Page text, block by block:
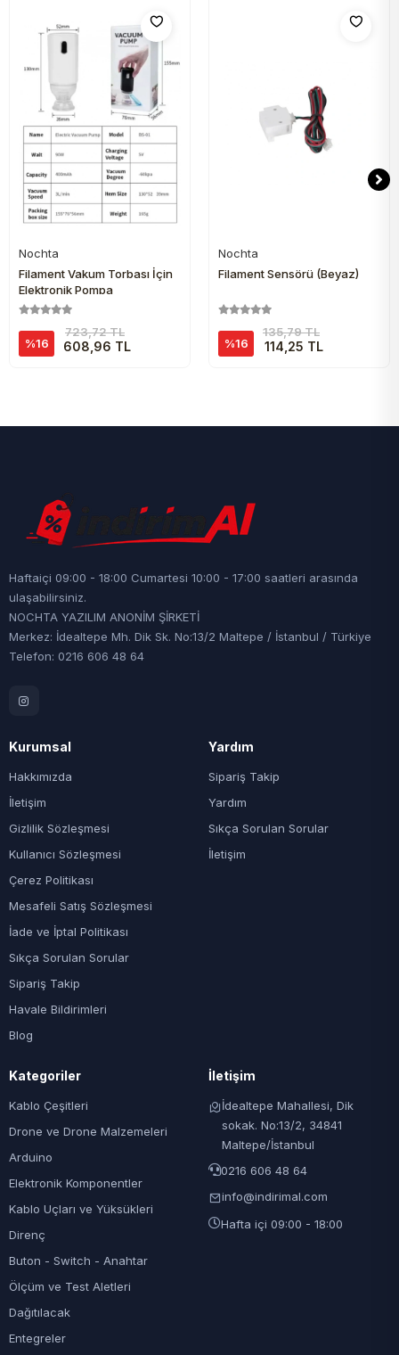
Nochta
Filament Vakum Torbası İçin
Elektronik Pompa
%16
723,72 TL
608,96 TL
Sepete Ekle
Nochta
Filament Sensörü (Beyaz)
%16
135,79 TL
114,25 TL
Haftaiçi 09:00 - 18:00 Cumartesi 10:00 - 17:00 saatleri arasında
ulaşabilirsiniz.
NOCHTA YAZILIM ANONİM ŞİRKETİ
Merkez: İdealtepe Mh. Dik Sk. No:13/2 Maltepe / İstanbul / Türkiye
Telefon: 0216 606 48 64
Kurumsal
Hakkımızda
İletişim
Gizlilik Sözleşmesi
Kullanıcı Sözleşmesi
Çerez Politikası
Mesafeli Satış Sözleşmesi
İade ve İptal Politikası
Sıkça Sorulan Sorular
Sipariş Takip
Havale Bildirimleri
Blog
Yardım
Sipariş Takip
Yardım
Sıkça Sorulan Sorular
İletişim
Kategoriler
Kablo Çeşitleri
Drone ve Drone Malzemeleri
Arduino
Elektronik Komponentler
Kablo Uçları ve Yüksükleri
Direnç
Buton - Switch - Anahtar
Ölçüm ve Test Aletleri
Dağıtılacak
Entegreler
İletişim
İdealtepe Mahallesi, Dik
sokak. No:13/2, 34841
Maltepe/İstanbul
0216 606 48 64
info@indirimal.com
Hafta içi 09:00 - 18:00